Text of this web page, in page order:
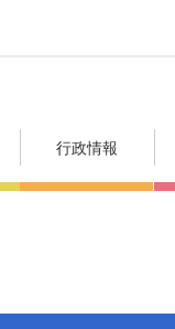
行政情報